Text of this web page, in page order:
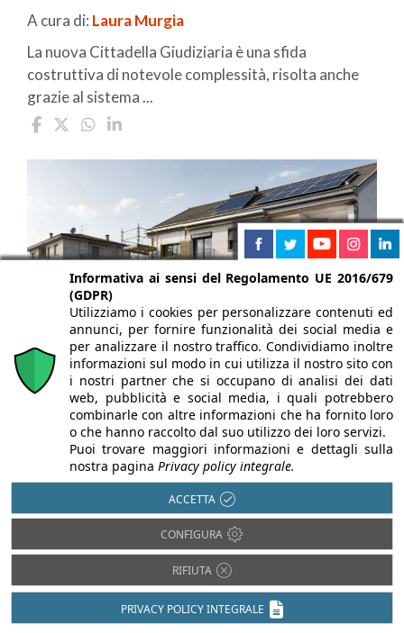
A cura di: Laura Murgia
La nuova Cittadella Giudiziaria è una sfida
costruttiva di notevole complessità, risolta anche
grazie al sistema ...
02/07/2026
Detrazioni edilizie 2026: la guida
dell'Agenzia delle Entrate
A cura di:Erika Bonelli
La guida dell'Agenzia delle Entrate aggiorna
Ecobonus, Superbonus, bonus mobili e detrazioni
edilizie per la dichiarazione ...
Informativa ai sensi del Regolamento UE 2016/679
(GDPR)
Utilizziamo i cookies per personalizzare contenuti ed
annunci, per fornire funzionalità dei social media e
per analizzare il nostro traffico. Condividiamo inoltre
informazioni sul modo in cui utilizza il nostro sito con
i nostri partner che si occupano di analisi dei dati
web, pubblicità e social media, i quali potrebbero
combinarle con altre informazioni che ha fornito loro
o che hanno raccolto dal suo utilizzo dei loro servizi.
Puoi trovare maggiori informazioni e dettagli sulla
nostra pagina Privacy policy integrale.
ACCETTA
CONFIGURA
RIFIUTA
PRIVACY POLICY INTEGRALE